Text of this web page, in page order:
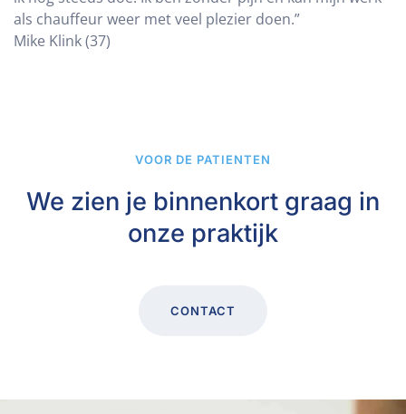
als chauffeur weer met veel plezier doen.”
Mike Klink (37)
VOOR DE PATIENTEN
We zien je binnenkort graag in
onze praktijk
CONTACT